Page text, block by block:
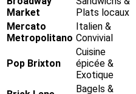
Market
Plats locaux
Mercato
Metropolitano
Italien &
Convivial
Pop Brixton
Cuisine
épicée &
Exotique
Bagels &